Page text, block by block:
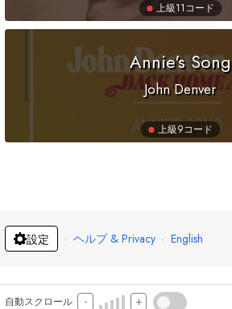
上級11コード
Annie's Song
John Denver
上級9コード
自動スクロール - +
設定 · ヘルプ & Privacy · English